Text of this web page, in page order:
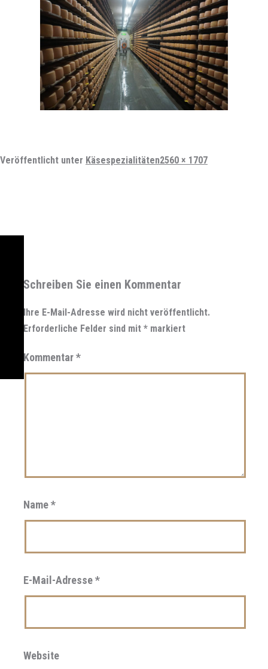
Veröffentlicht unter KäsespezialitätenVollständige
2560 × 1707
Schreiben Sie einen Kommentar
Ihre E-Mail-Adresse wird nicht veröffentlicht.
Erforderliche Felder sind mit * markiert
Kommentar*
Name*
E-Mail-Adresse*
Website